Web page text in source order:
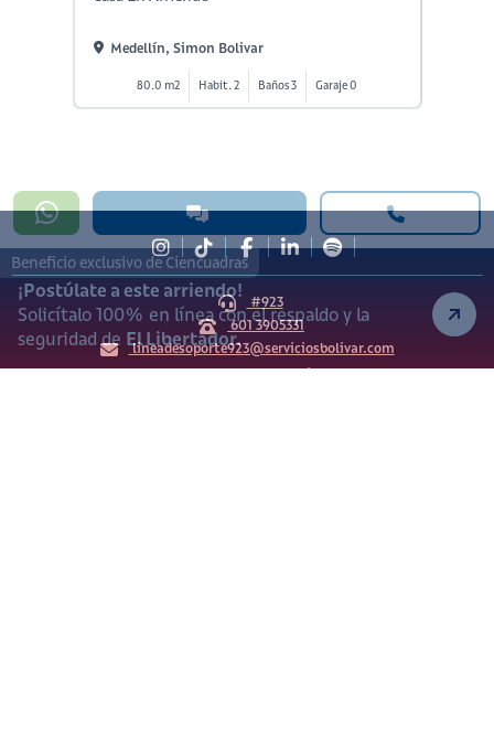
Beneficio exclusivo de Ciencuadras
¡Postúlate a este arriendo!
Solicítalo 100% en línea con el respaldo y la
seguridad de El Libertador.
Medellín, Simon Bolivar
80.0 m2 Habit. 2 Baños 3 Garaje 0
#923
601 3905331
lineadesoporte923@serviciosbolivar.com
Canales de preferencia